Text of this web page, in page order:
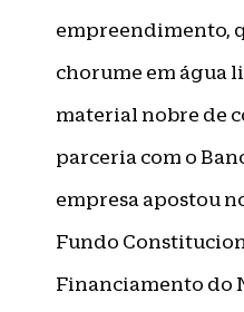
empreendimento,
chorume em água
material nobre de
parceria com o
empresa apostou
Fundo
Financiamento do